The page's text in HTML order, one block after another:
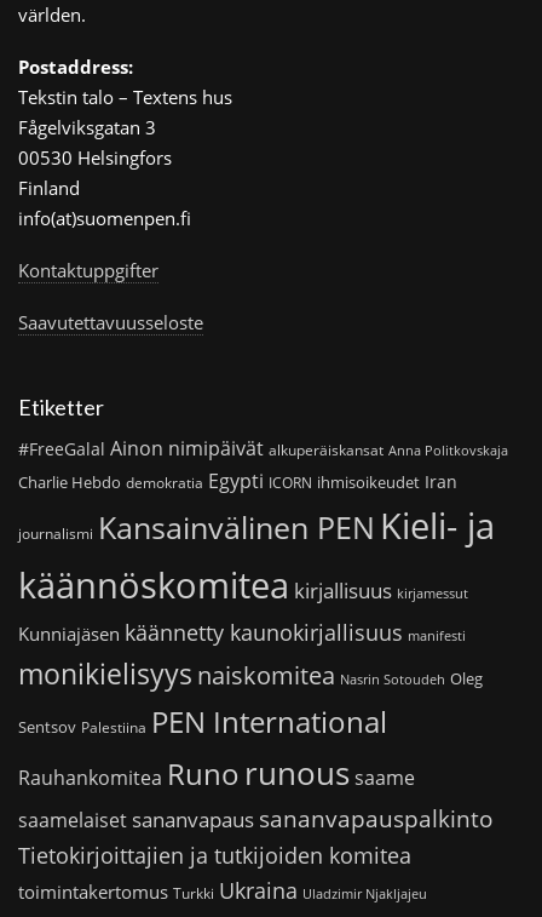
världen.
Postaddress:
Tekstin talo – Textens hus
Fågelviksgatan 3
00530 Helsingfors
Finland
info(at)suomenpen.fi
Kontaktuppgifter
Saavutettavuusseloste
Etiketter
#FreeGalal Ainon nimipäivät alkuperäiskansat Anna Politkovskaja
Charlie Hebdo demokratia Egypti ICORN ihmisoikeudet Iran
journalismi Kansainvälinen PEN Kieli- ja
käännöskomitea kirjallisuus kirjamessut
Kunniajäsen käännetty kaunokirjallisuus manifesti
monikielisyys naiskomitea Nasrin Sotoudeh Oleg
Sentsov Palestiina PEN International
Rauhankomitea Runo runoussaame
saamelaiset sananvapaus sananvapauspalkinto
Tietokirjoittajien ja tutkijoiden komitea
toimintakertomus Turkki Ukraina Uladzimir Njakljajeu